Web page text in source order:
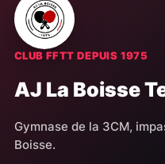
CLUB FFTT DEPUIS 1975
AJ La Boisse
Gymnase de la 3CM,
Boisse.